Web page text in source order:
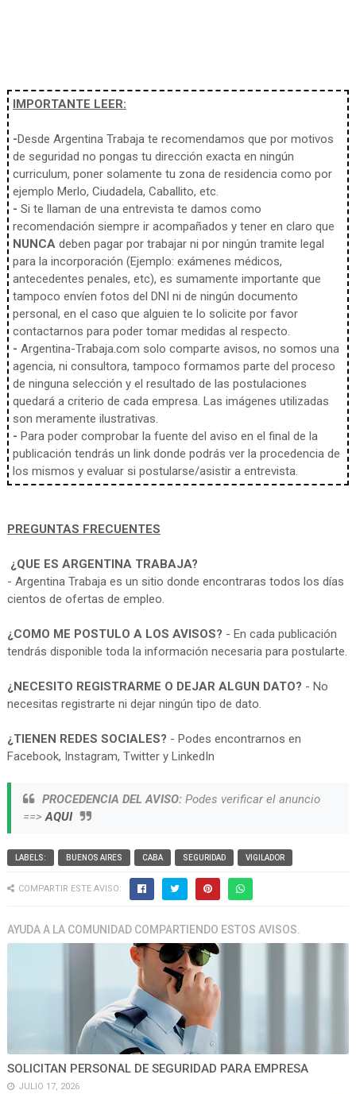
IMPORTANTE LEER:
-Desde Argentina Trabaja te recomendamos que por motivos
de seguridad no pongas tu dirección exacta en ningún
curriculum, poner solamente tu zona de residencia como por
ejemplo Merlo, Ciudadela, Caballito, etc.
- Si te llaman de una entrevista te damos como
recomendación siempre ir acompañados y tener en claro que
NUNCAdeben pagar por trabajar ni por ningún tramite legal
para la incorporación (Ejemplo: exámenes médicos,
antecedentes penales, etc), es sumamente importante que
tampoco envíen fotos del DNI ni de ningún documento
personal, en el caso que alguien te lo solicite por favor
contactarnos para poder tomar medidas al respecto.
- Argentina-Trabaja.com solo comparte avisos, no somos una
agencia, ni consultora, tampoco formamos parte del proceso
de ninguna selección y el resultado de las postulaciones
quedará a criterio de cada empresa. Las imágenes utilizadas
son meramente ilustrativas.
- Para poder comprobar la fuente del aviso en el final de la
publicación tendrás un link donde podrás ver la procedencia de
los mismos y evaluar si postularse/asistir a entrevista.
PREGUNTAS FRECUENTES
¿QUE ES ARGENTINA TRABAJA?
- Argentina Trabaja es un sitio donde encontraras todos los días
cientos de ofertas de empleo.
¿COMO ME POSTULO A LOS AVISOS? - En cada publicación
tendrás disponible toda la información necesaria para postularte.
¿NECESITO REGISTRARME O DEJAR ALGUN DATO? - No
necesitas registrarte ni dejar ningún tipo de dato.
¿TIENEN REDES SOCIALES? - Podes encontrarnos en
Facebook, Instagram, Twitter y LinkedIn
PROCEDENCIA DEL AVISO:Podes verificar el anuncio
==>AQUI
LABELS: BUENOS AIRES CABA SEGURIDAD VIGILADOR
COMPARTIR ESTE AVISO:
AYUDA A LA COMUNIDAD COMPARTIENDO ESTOS AVISOS.
SOLICITAN PERSONAL DE SEGURIDAD PARA EMPRESA
JULIO 17, 2026